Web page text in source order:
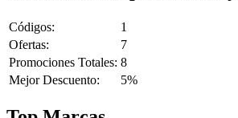
Códigos:
1
Ofertas:
7
Promociones Totales: 8
Mejor Descuento:
5%